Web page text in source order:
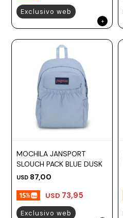
Exclusivo web
MOCHILA JANSPORT
SLOUCH PACK BLUE DUSK
USD 87,00
USD 73,95
Exclusivo web